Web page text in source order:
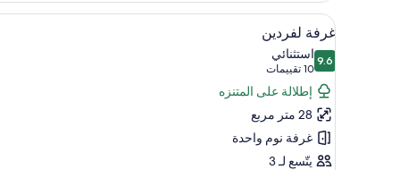
غرفتا
نوم
استعراض
جميع
صور
غرفة
لفردين
ستائر تعتيم وتجهيزات عازلة
8
غرفة لفردين
9.69.6 من 10
استثنائي
10 تقييمات(10
تقييمات)
إطلالة على المتنزه
28 متر مربع
غرفة نوم واحدة
يتّسع لـ 3